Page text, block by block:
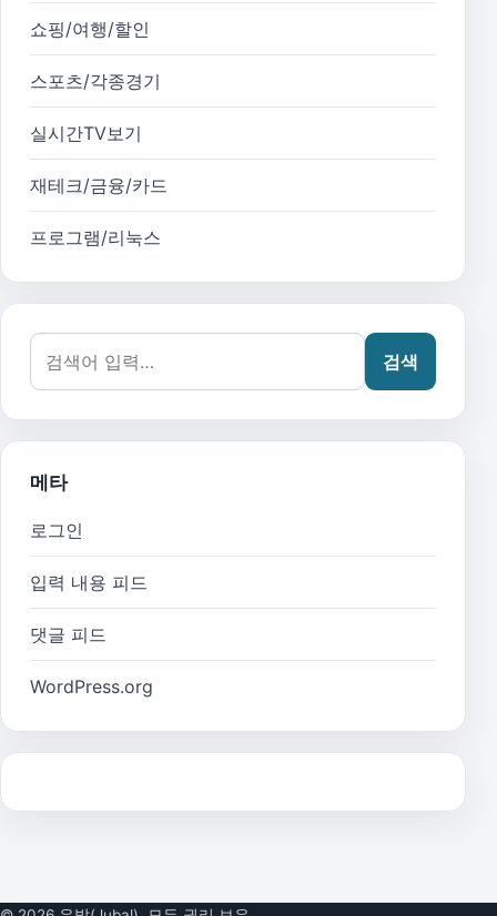
쇼핑/여행/할인
스포츠/각종경기
실시간TV보기
재테크/금융/카드
프로그램/리눅스
검색어:
검색
메타
로그인
입력 내용 피드
댓글 피드
WordPress.org